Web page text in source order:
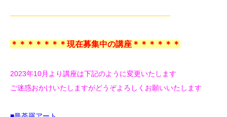
——————————————————————–
＊＊＊＊＊＊＊現在募集中の講座＊＊＊＊＊＊
2023年10月より講座は下記のように変更いたします
ご迷惑おかけいたしますがどうぞよろしくお願いいたします